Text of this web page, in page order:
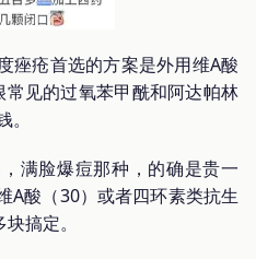
痤疮首选的方案是外用维A酸
见的过氧苯甲酰和阿达帕林
满脸爆痘那种，的确是贵一
A酸（30）或者四环素类抗生
搞定。